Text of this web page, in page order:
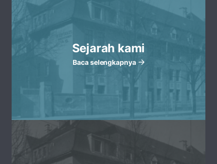
Sejarah kami
Baca selengkapnya